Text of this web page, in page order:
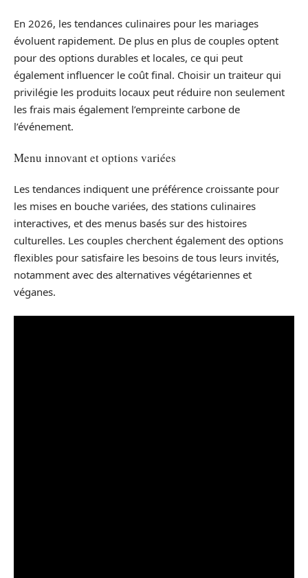
En 2026, les tendances culinaires pour les mariages
évoluent rapidement. De plus en plus de couples optent
pour des options durables et locales, ce qui peut
également influencer le coût final. Choisir un traiteur qui
privilégie les produits locaux peut réduire non seulement
les frais mais également l’empreinte carbone de
l’événement.
Menu innovant et options variées
Les tendances indiquent une préférence croissante pour
les mises en bouche variées, des stations culinaires
interactives, et des menus basés sur des histoires
culturelles. Les couples cherchent également des options
flexibles pour satisfaire les besoins de tous leurs invités,
notamment avec des alternatives végétariennes et
véganes.